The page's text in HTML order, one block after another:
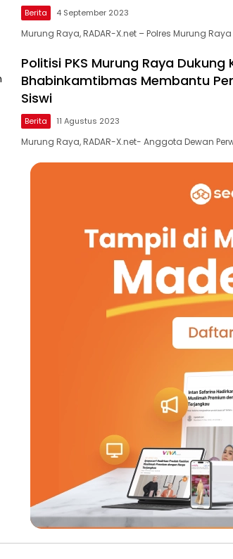
Berita 4 September 2023
Murung Raya, RADAR-X.net – Polres Murung
Politisi PKS Murung Raya Dukung
Bhabinkamtibmas Membantu
Siswi
Berita 11 Agustus 2023
Murung Raya, RADAR-X.net- Anggota Dewan